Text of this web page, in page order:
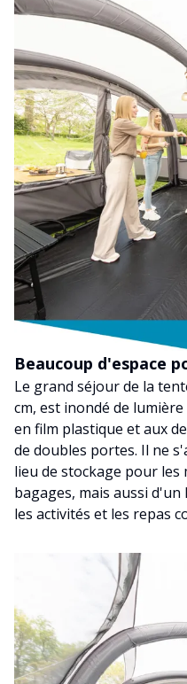
Beaucoup d'espace
Le grand séjour de la
cm, est inondé de
en film plastique et aux
de doubles portes. Il ne
lieu de stockage pour les
bagages, mais aussi
les activités et les repas